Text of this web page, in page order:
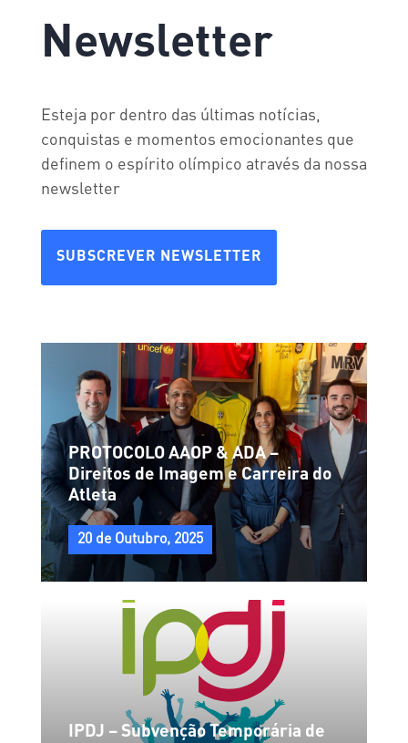
Newsletter
Esteja por dentro das últimas notícias,
conquistas e momentos emocionantes que
definem o espírito olímpico através da nossa
newsletter
SUBSCREVER NEWSLETTER
PROTOCOLO AAOP & ADA –
Direitos de Imagem e Carreira do
Atleta
20 de Outubro, 2025
IPDJ – Subvenção Temporária de